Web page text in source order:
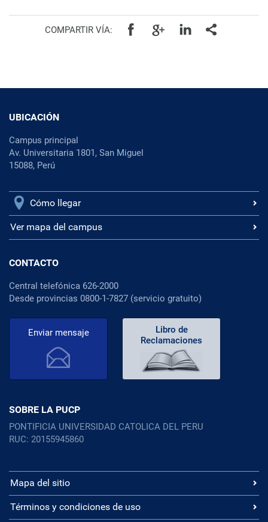
COMPARTIR VÍA:
UBICACIÓN
Campus principal
Av. Universitaria 1801, San Miguel
15088, Perú
Cómo llegar
Ver mapa del campus
CONTACTO
Central telefónica 626-2000
Desde provincias 0800-1-7827 (servicio gratuito)
Enviar mensaje
Libro de
Reclamaciones
SOBRE LA PUCP
PONTIFICIA UNIVERSIDAD CATOLICA DEL PERU
RUC: 20155945860
Mapa del sitio
Términos y condiciones de uso